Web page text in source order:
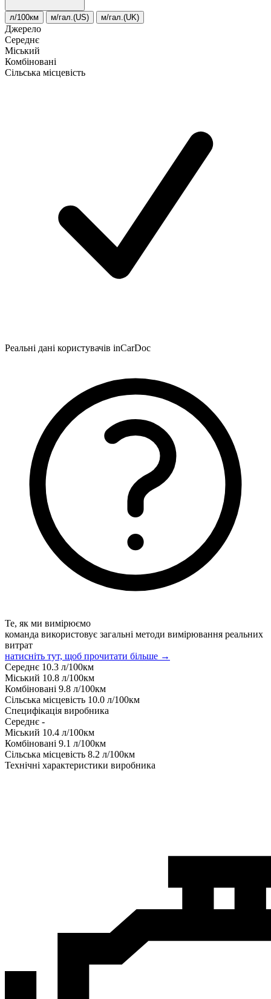
л/100км м/гал.(US) м/гал.(UK)
Джерело
Середнє
Міський
Комбіновані
Сільська місцевість
Реальні дані користувачів inCarDoc
Те, як ми вимірюємо
команда використовує загальні методи вимірювання реальних
витрат
натисніть тут, щоб прочитати більше →
Середнє 10.3 л/100км
Міський 10.8 л/100км
Комбіновані 9.8 л/100км
Сільська місцевість 10.0 л/100км
Специфікація виробника
Середнє -
Міський 10.4 л/100км
Комбіновані 9.1 л/100км
Сільська місцевість 8.2 л/100км
Технічні характеристики виробника